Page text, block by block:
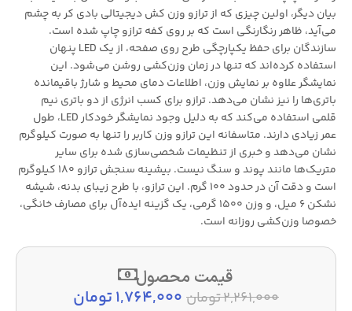
بیان دیگر، اولین چیزی که از ترازو وزن کش دیجیتالی بادی کر به چشم
می‌آید، ظاهر رنگارنگی است که بر روی کفه ترازو چاپ شده است.
سازندگان برای حفظ یکپارچگی طرح روی صفحه، از یک LED پنهان
استفاده کرده‌اند که تنها در زمان وزن‌کشی روشن می‌شود. این
نمایشگر علاوه بر نمایش وزن، اطلاعات دمای محیط و شارژ باقیمانده
باتری‌ها را نیز نشان می‌دهد. ترازو برای کسب انرژی از دو باتری نیم
قلمی استفاده می‌کند که به دلیل وجود نمایشگر خودکار LED، طول
عمر زیادی دارند. متاسفانه این ترازو وزن کاربر را تنها به صورت کیلوگرم
نشان می‌دهد و خبری از تنظیمات شخصی‌سازی شده برای سایر
متریک‌ها مانند پوند و سنگ نیست. بیشینه سنجش ترازو 180 کیلوگرم
است و دقت آن در حدود 100 گرم. این ترازو، با طرح زیبای بدنه، شیشه
نشکن 6 میل، و وزن 1500 گرمی، یک گزینه ایده‌آل برای مصارف خانگی،
خصوصا وزن‌کشی روزانه است.
قیمت محصول
2,261,000تومان 1,764,000تومان